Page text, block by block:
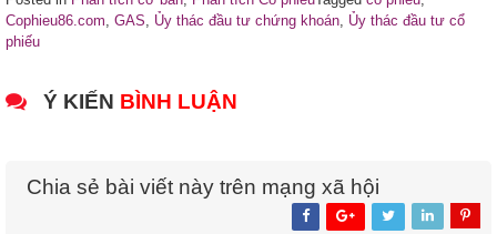
Cophieu86.com GAS Ủy thác đầu tư chứng khoán Ủy thác đầu tư cổ
phiếu
Ý KIẾN BÌNH LUẬN
Chia sẻ bài viết này trên mạng xã hội